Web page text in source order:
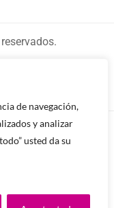
de navegación,
y analizar
usted da su
Imedia